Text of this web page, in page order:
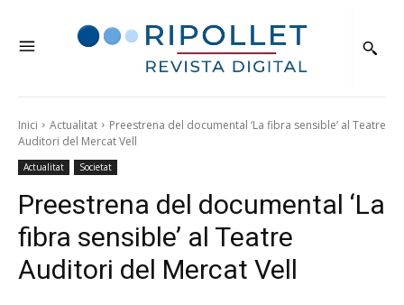
Inici Actualitat
Preestrena del documental ‘La fibra sensible’ al Teatre
Auditori del Mercat Vell
Actualitat Societat
Preestrena del documental ‘La
fibra sensible’ al Teatre
Auditori del Mercat Vell